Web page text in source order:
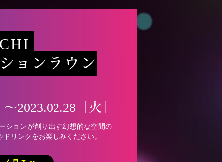
ョンラウン
2023.02.28［火］
ションが創り出す幻想的な空間の
リンクをお楽しみください。